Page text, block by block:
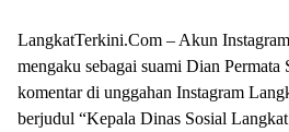
LangkatTerkini.Com – Akun
mengaku sebagai suami Dian Permata
komentar di unggahan Instagram
berjudul “Kepala Dinas Sosial